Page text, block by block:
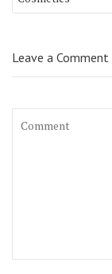
Leave a Comment